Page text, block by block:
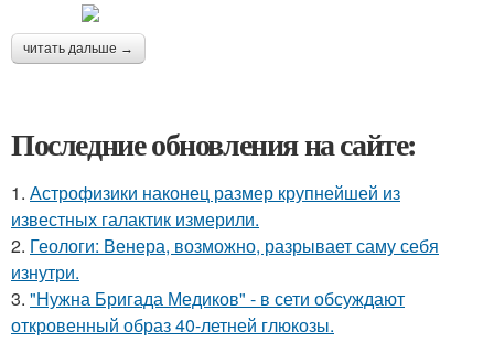
читать дальше →
Последние обновления на сайте:
1. Астрофизики наконец размер крупнейшей из
известных галактик измерили.
2. Геологи: Венера, возможно, разрывает саму себя
изнутри.
3. "Нужна Бригада Медиков" - в сети обсуждают
откровенный образ 40-летней глюкозы.